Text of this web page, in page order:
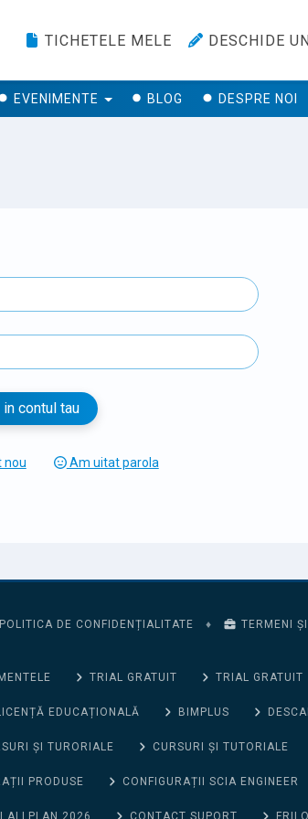
TICHETELE MELE DESCHIDE
EVENIMENTE BLOG DESPRE NOI
in contul tau
nou Am uitat parola
POLITICA DE CONFIDENȚIALITATE ♦ TERMENI
TRIAL GRATUIT TRIAL GRATUIT
EDUCAȚIONALĂ BIMPLUS
ȘI TURORIALE CURSURI ȘI TUTORIALE
PRODUSE CONFIGURAȚII SCIA ENGINEER
ALLPLAN 2026 CONTACT SUPORT FRILO